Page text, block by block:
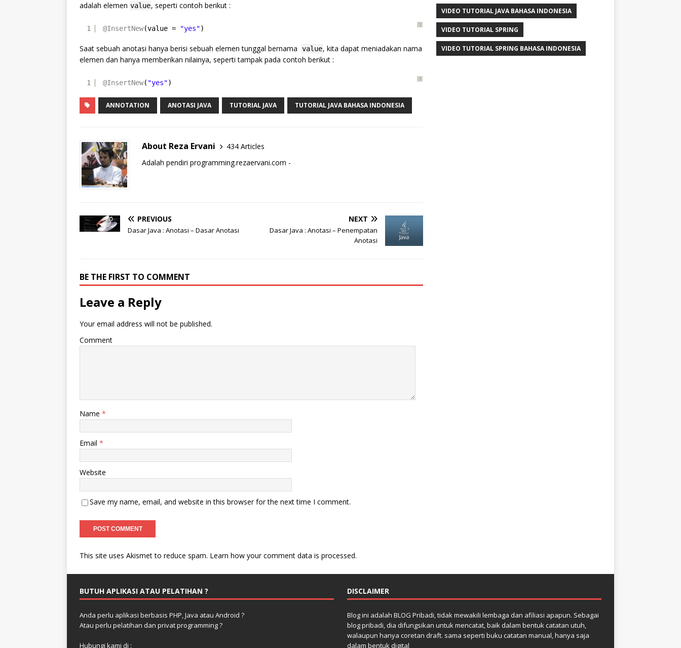
adalah elemen value, seperti contoh berikut :
?
1 @InsertNew(value = "yes")
Saat sebuah anotasi hanya berisi sebuah elemen tunggal bernama value, kita dapat meniadakan nama
elemen dan hanya memberikan nilainya, seperti tampak pada contoh berikut :
?
1 @InsertNew( "yes")
ANNOTATION ANOTASI JAVA TUTORIAL JAVA TUTORIAL JAVA BAHASA INDONESIA
About Reza Ervani
434 Articles
Adalah pendiri programming.rezaervani.com -
PREVIOUS
Dasar Java : Anotasi – Dasar Anotasi
NEXT
Dasar Java : Anotasi – Penempatan
Anotasi
BE THE FIRST TO COMMENT
Leave a Reply
Your email address will not be published.
Comment
Name *
Email *
Website
Save my name, email, and website in this browser for the next time I comment.
This site uses Akismet to reduce spam. Learn how your comment data is processed.
VIDEO TUTORIAL JAVA BAHASA INDONESIA
VIDEO TUTORIAL SPRING
VIDEO TUTORIAL SPRING BAHASA INDONESIA
BUTUH APLIKASI ATAU PELATIHAN ?
Anda perlu aplikasi berbasis PHP, Java atau Android ?
Atau perlu pelatihan dan privat programming ?
Hubungi kami di :
DISCLAIMER
Blog ini adalah BLOG Pribadi, tidak mewakili lembaga dan afiliasi apapun. Sebagai
blog pribadi, dia difungsikan untuk mencatat, baik dalam bentuk catatan utuh,
walaupun hanya coretan draft. sama seperti buku catatan manual, hanya saja
dalam bentuk digital